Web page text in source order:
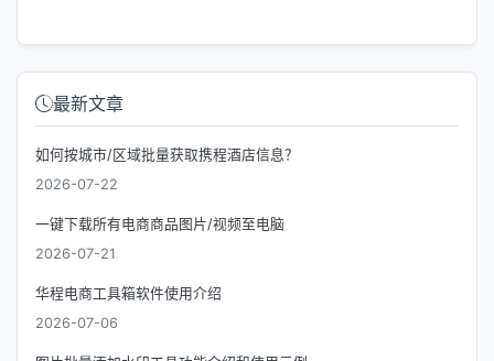
最新文章
如何按城市/区域批量获取携程酒店信息？
2026-07-22
一键下载所有电商商品图片/视频至电脑
2026-07-21
华程电商工具箱软件使用介绍
2026-07-06